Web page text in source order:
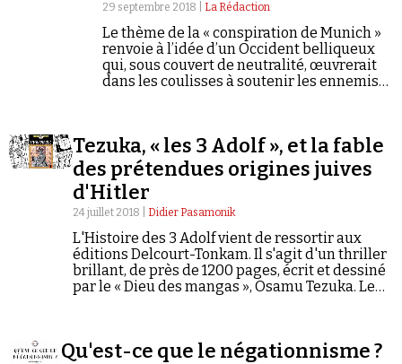
29 septembre 2018 | La Rédaction
Le thème de la « conspiration de Munich »
renvoie à l’idée d’un Occident belliqueux
qui, sous couvert de neutralité, œuvrerait
dans les coulisses à soutenir les ennemis
Tezuka, « les 3 Adolf », et la fable
des prétendues origines juives
d'Hitler
24 juillet 2018 | Didier Pasamonik
L'Histoire des 3 Adolf vient de ressortir aux
éditions Delcourt-Tonkam. Il s'agit d'un thriller
brillant, de près de 1200 pages, écrit et dessiné
par le « Dieu des mangas », Osamu Tezuka. Le
Qu'est-ce que le négationnisme ?